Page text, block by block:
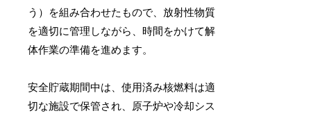
う）を組み合わせたもので、放射性物質
を適切に管理しながら、時間をかけて解
体作業の準備を進めます。
安全貯蔵期間中は、使用済み核燃料は適
切な施設で保管され、原子炉や冷却シス